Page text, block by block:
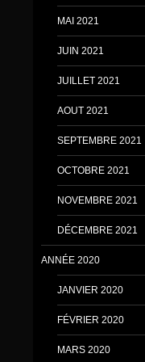
MAI 2021
JUIN 2021
JUILLET 2021
AOUT 2021
SEPTEMBRE 2021
OCTOBRE 2021
NOVEMBRE 2021
DÉCEMBRE 2021
ANNÉE 2020
JANVIER 2020
FÉVRIER 2020
MARS 2020